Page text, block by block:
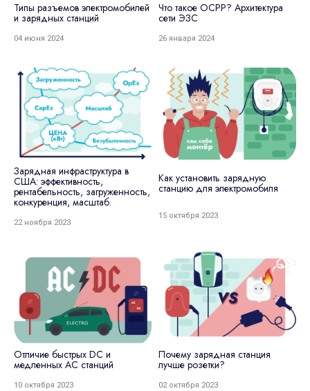
Типы разъемов электромобилей
и зарядных станций
04 июня 2024
Что такое OCPP? Архитектура
сети ЭЗС
26 января 2024
Зарядная инфраструктура в
США: эффективность,
рентабельность, загруженность,
конкуренция, масштаб.
22 ноября 2023
Как установить зарядную
станцию для электромобиля
15 октября 2023
Отличие быстрых DC и
медленных АС станций
10 октября 2023
Почему зарядная станция
лучше розетки?
02 октября 2023